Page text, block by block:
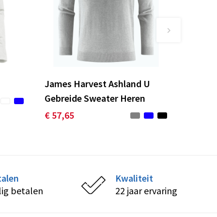
James Harvest Ashland U
Gebreide Sweater Heren
€ 57,65
betalen
Kwaliteit
22 jaar ervaring